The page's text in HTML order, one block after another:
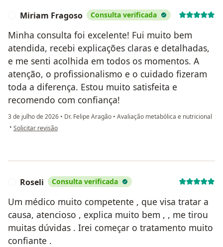
Miriam Fragoso Consulta verificada
Minha consulta foi excelente! Fui muito bem
atendida, recebi explicações claras e detalhadas,
e me senti acolhida em todos os momentos. A
atenção, o profissionalismo e o cuidado fizeram
toda a diferença. Estou muito satisfeita e
recomendo com confiança!
3 de julho de 2026 • Dr. Felipe Aragão • Avaliação metabólica e nutricional
• na opinião do utilizador Miriam Fragoso
Solicitar revisão
Roseli Consulta verificada
Um médico muito competente , que visa tratar a
causa, atencioso , explica muito bem , , me tirou
muitas dúvidas . Irei começar o tratamento muito
confiante .